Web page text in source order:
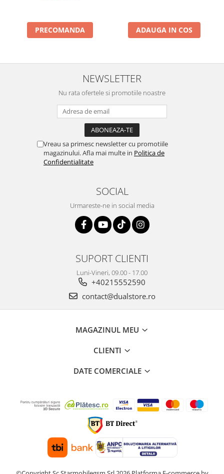
PRECOMANDA ADAUGA IN COS
NEWSLETTER
Nu rata ofertele si promotiile noastre
Vreau sa primesc newsletter cu promotiile
magazinului. Afla mai multe in Politica de
Confidentialitate
SOCIAL
Urmareste-ne in social media
SUPORT CLIENTI
Luni-Vineri, 09.00 - 17.00
+40215552590
contact@dualstore.ro
MAGAZINUL MEU
CLIENTI
DATE COMERCIALE